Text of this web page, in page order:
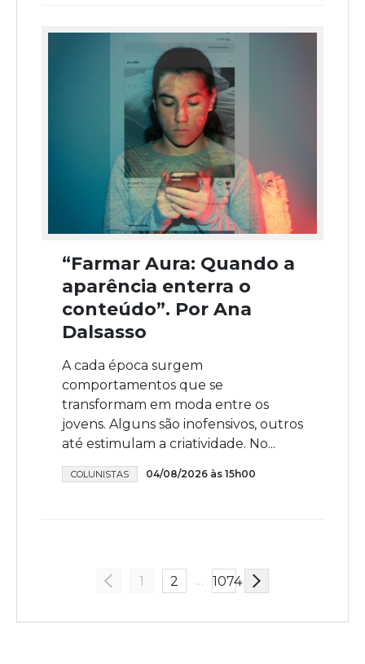
“Farmar Aura: Quando a
aparência enterra o
conteúdo”. Por Ana
Dalsasso
A cada época surgem
comportamentos que se
transformam em moda entre os
jovens. Alguns são inofensivos, outros
até estimulam a criatividade. No...
COLUNISTAS 04/08/2026 às 15h00
1 2 … 1074